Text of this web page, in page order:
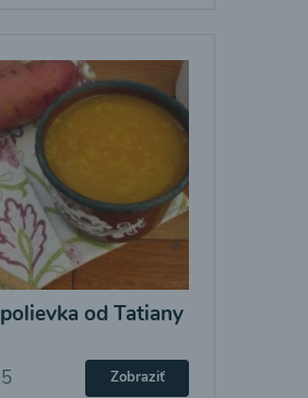
od Tatiany
Zobraziť